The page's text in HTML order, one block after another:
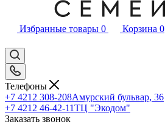
Избранные товары 0 Корзина 0
Телефоны
+7 4212 308-208Амурский бульвар, 36
+7 4212 46-42-11ТЦ "Экодом"
Заказать звонок